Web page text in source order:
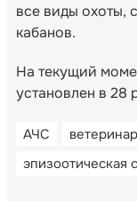
все виды охоты,
кабанов.
На текущий
установлен в 28
АЧС
эпизоотическая